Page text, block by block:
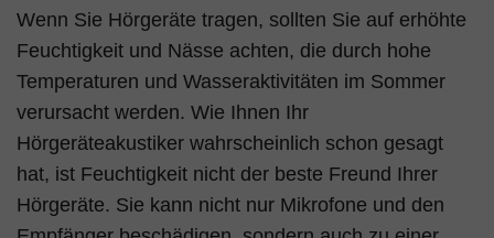
Wenn Sie Hörgeräte tragen, sollten Sie auf erhöhte
Feuchtigkeit und Nässe achten, die durch hohe
Temperaturen und Wasseraktivitäten im Sommer
verursacht werden. Wie Ihnen Ihr
Hörgeräteakustiker wahrscheinlich schon gesagt
hat, ist Feuchtigkeit nicht der beste Freund Ihrer
Hörgeräte. Sie kann nicht nur Mikrofone und den